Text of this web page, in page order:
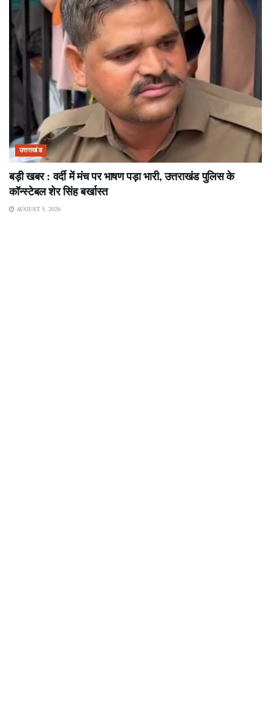
उत्तराखंड
बड़ी खबर : वर्दी में मंच पर भाषण पड़ा भारी, उत्तराखंड पुलिस के
कॉन्स्टेबल शेर सिंह बर्खास्त
AUGUST 5, 2026